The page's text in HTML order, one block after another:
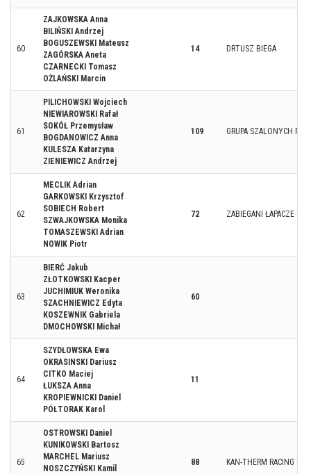
60
ZAJKOWSKA Anna
BILIŃSKI Andrzej
BOGUSZEWSKI Mateusz
ZAGÓRSKA Aneta
CZARNECKI Tomasz
OŻLAŃSKI Marcin
14 DRTUSZ BIEGA
61
PILICHOWSKI Wojciech
NIEWIAROWSKI Rafał
SOKÓŁ Przemysław
BOGDANOWICZ Anna
KULESZA Katarzyna
ZIENIEWICZ Andrzej
109 GRUPA SZALONYCH
62
MECLIK Adrian
GARKOWSKI Krzysztof
SOBIECH Robert
SZWAJKOWSKA Monika
TOMASZEWSKI Adrian
NOWIK Piotr
72 ZABIEGANI ŁAPACZE
63
BIERĆ Jakub
ZŁOTKOWSKI Kacper
JUCHIMIUK Weronika
SZACHNIEWICZ Edyta
KOSZEWNIK Gabriela
DMOCHOWSKI Michał
60
64
SZYDŁOWSKA Ewa
OKRASINSKI Dariusz
CITKO Maciej
ŁUKSZA Anna
KROPIEWNICKI Daniel
PÓŁTORAK Karol
11
65
OSTROWSKI Daniel
KUNIKOWSKI Bartosz
MARCHEL Mariusz
NOSZCZYŃSKI Kamil
88 KAN-THERM RACING